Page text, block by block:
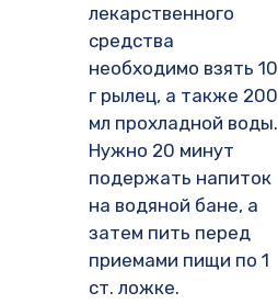
лекарственного
средства
необходимо взять 10
г рылец, а также 200
мл прохладной воды.
Нужно 20 минут
подержать напиток
на водяной бане, а
затем пить перед
приемами пищи по 1
ст. ложке.